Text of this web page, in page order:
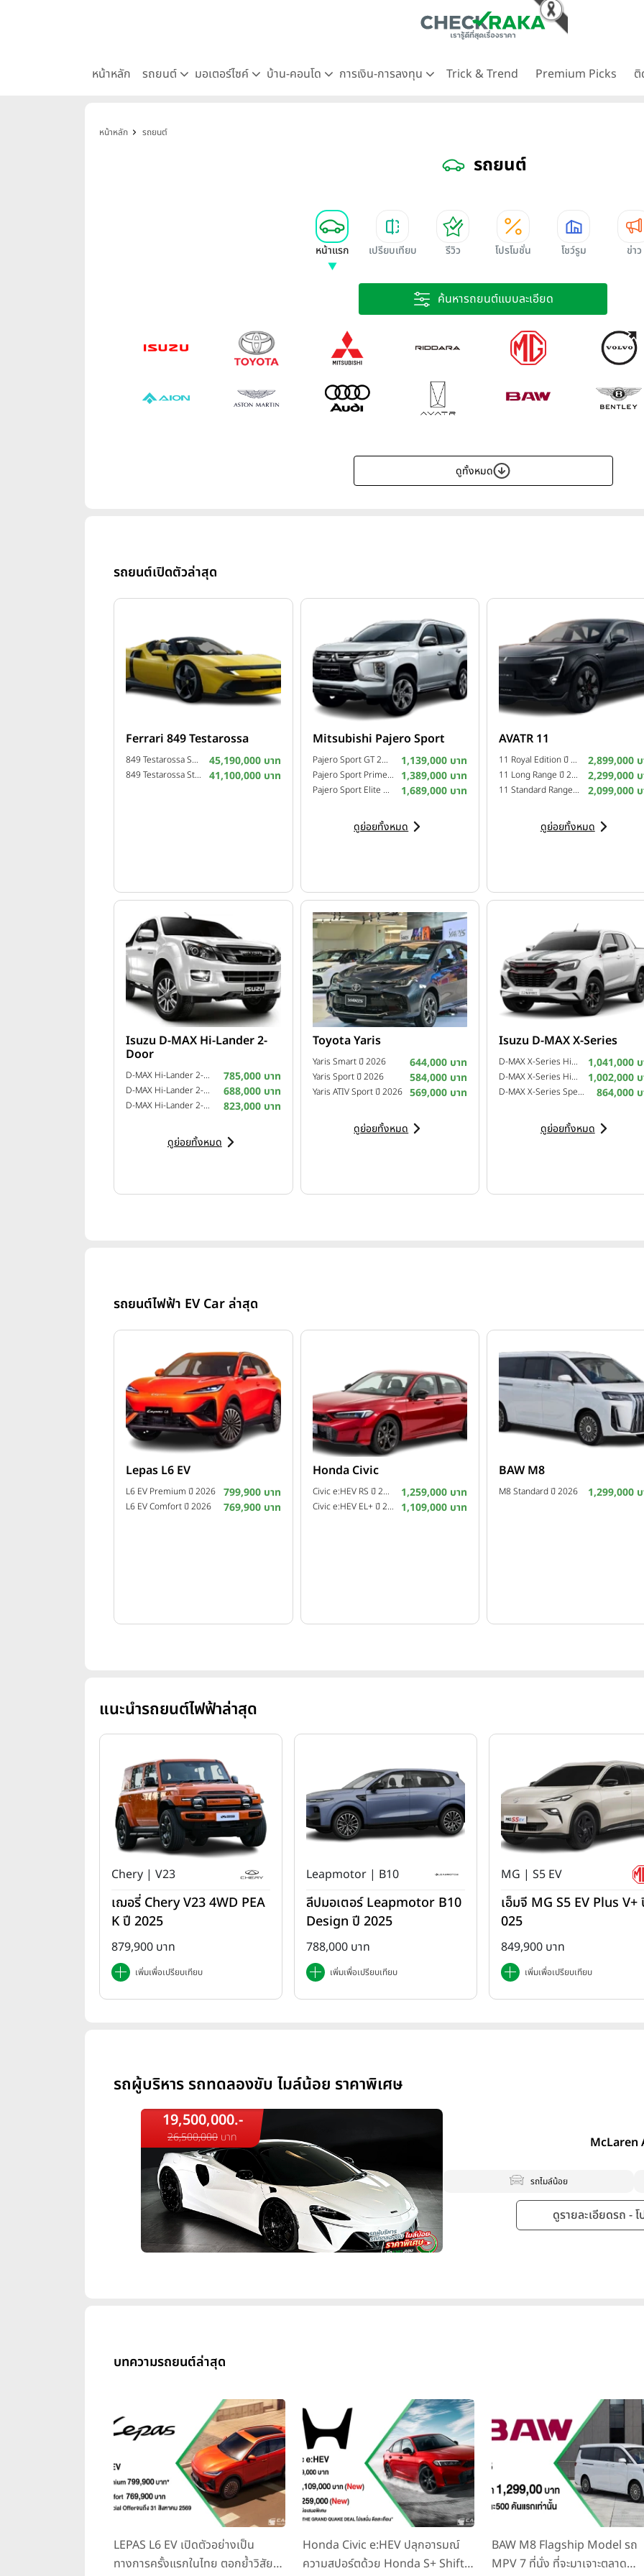
หน้าหลัก รถยนต์ มอเตอร์ไซค์ บ้าน-คอนโด การเงิน-การลงทุน Trick & Trend Premium Picks ติ
หน้าหลัก รถยนต์
รถยนต์
หน้าแรก เปรียบเทียบ รีวิว โปรโมชั่น โชว์รูม ข่าว
ค้นหารถยนต์แบบละเอียด
ดูทั้งหมด
รถยนต์เปิดตัวล่าสุด
Ferrari 849 Testarossa
849 Testarossa Spider ปี 2025 45,190,000 บาท
849 Testarossa Standard ปี 2025 41,100,000 บาท
Mitsubishi Pajero Sport
Pajero Sport GT 2WD ปี 2025 1,139,000 บาท
Pajero Sport Prime 2WD ปี 2025 1,389,000 บาท
Pajero Sport Elite Edition 4WD ปี 2024 1,689,000 บาท
ดูย่อยทั้งหมด
AVATR 11
11 Royal Edition ปี 2025 2,899,000
11 Long Range ปี 2024 2,299,000
11 Standard Range ปี 2024 2,099,000
ดูย่อยทั้งหมด
Isuzu D-MAX Hi-Lander 2-
Door
D-MAX Hi-Lander 2-Door 2.5 Z VGS Turbo ฉลอง 99 ปี อีซูซุ ปี 2015 785,000 บาท
D-MAX Hi-Lander 2-Door 2.5 L ปี 2011 688,000 บาท
D-MAX Hi-Lander 2-Door 3.0 Z-Prestige VGS Turbo ปี 2013 823,000 บาท
ดูย่อยทั้งหมด
Toyota Yaris
Yaris Smart ปี 2026 644,000 บาท
Yaris Sport ปี 2026 584,000 บาท
Yaris ATIV Sport ปี 2026 569,000 บาท
ดูย่อยทั้งหมด
Isuzu D-MAX X-Series
D-MAX X-Series Hi-Lander 4-Door 2.2 Ddi Z A/T ปี 2025 1,041,000
D-MAX X-Series Hi-Lander 4-Door 2.2 Ddi Z M/T ปี 2025 1,002,000
D-MAX X-Series Speed 4-Door 2.2 Ddi L M/T ปี 2025 864,000
ดูย่อยทั้งหมด
รถยนต์ไฟฟ้า EV Car ล่าสุด
Lepas L6 EV
L6 EV Premium ปี 2026 799,900 บาท
L6 EV Comfort ปี 2026 769,900 บาท
Honda Civic
Civic e:HEV RS ปี 2026 1,259,000 บาท
Civic e:HEV EL+ ปี 2026 1,109,000 บาท
BAW M8
M8 Standard ปี 2026 1,299,000
แนะนำรถยนต์ไฟฟ้าล่าสุด
Chery | V23
เฌอรี่ Chery V23 4WD PEA
K ปี 2025
879,900 บาท
เพิ่มเพื่อเปรียบเทียบ
Leapmotor | B10
ลีปมอเตอร์ Leapmotor B10
Design ปี 2025
788,000 บาท
เพิ่มเพื่อเปรียบเทียบ
MG | S5 EV
เอ็มจี MG S5 EV Plus V+
025
849,900 บาท
เพิ่มเพื่อเปรียบเทียบ
รถผู้บริหาร รถทดลองขับ ไมล์น้อย ราคาพิเศษ
19,500,000.-
26,500,000 บาท McLaren
รถไมล์น้อย
ดูรายละเอียดรถ -
บทความรถยนต์ล่าสุด
LEPAS L6 EV เปิดตัวอย่างเป็น
ทางการครั้งแรกในไทย ตอกย้ำวิสัย
Honda Civic e:HEV ปลุกอารมณ์
ความสปอร์ตด้วย Honda S+ Shift
BAW M8 Flagship Model รถ
MPV 7 ที่นั่ง ที่จะมาเจาะตลาด